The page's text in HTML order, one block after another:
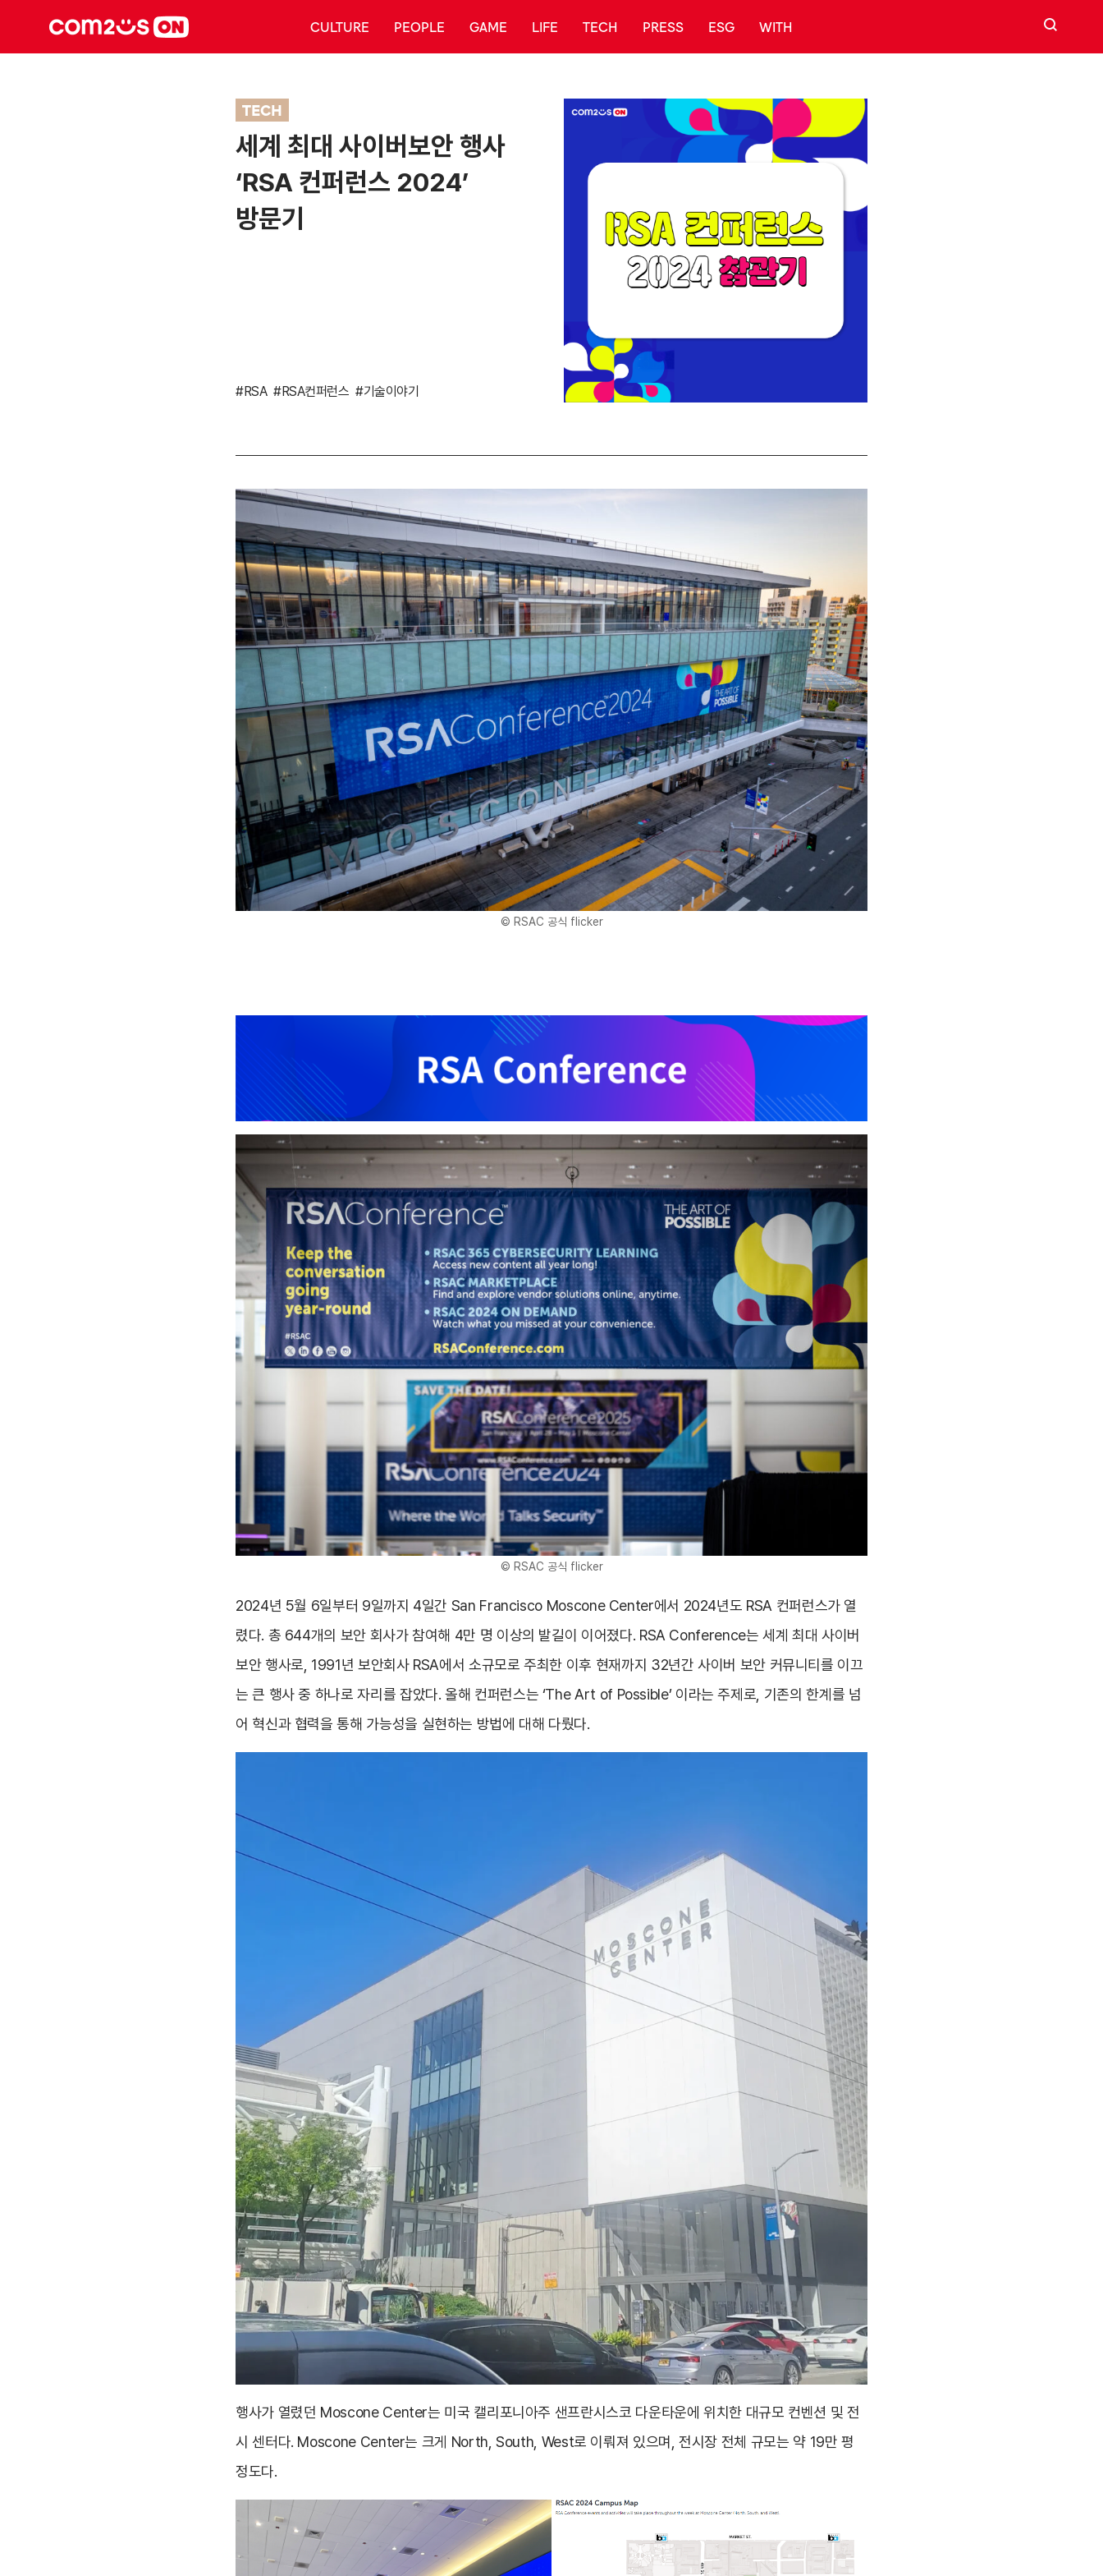
CULTURE PEOPLE GAME LIFE TECH PRESS ESG WITH 검색
TECH
세계 최대 사이버보안 행사
‘RSA 컨퍼런스 2024’
방문기
#RSA #RSA컨퍼런스 #기술이야기
© RSAC 공식 flicker
© RSAC 공식 flicker
2024년 5월 6일부터 9일까지 4일간 San Francisco Moscone Center에서 2024년도 RSA 컨퍼런스가 열
렸다. 총 644개의 보안 회사가 참여해 4만 명 이상의 발길이 이어졌다. RSA Conference는 세계 최대 사이버
보안 행사로, 1991년 보안회사 RSA에서 소규모로 주최한 이후 현재까지 32년간 사이버 보안 커뮤니티를 이끄
는 큰 행사 중 하나로 자리를 잡았다. 올해 컨퍼런스는 ‘The Art of Possible’ 이라는 주제로, 기존의 한계를 넘
어 혁신과 협력을 통해 가능성을 실현하는 방법에 대해 다뤘다.
행사가 열렸던 Moscone Center는 미국 캘리포니아주 샌프란시스코 다운타운에 위치한 대규모 컨벤션 및 전
시 센터다. Moscone Center는 크게 North, South, West로 이뤄져 있으며, 전시장 전체 규모는 약 19만 평
정도다.